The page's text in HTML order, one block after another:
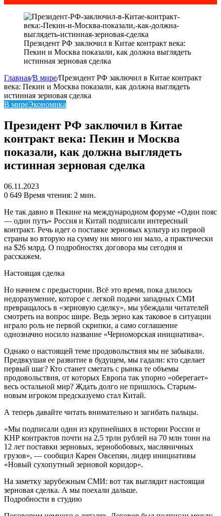
Президент РФ заключил в Китае контракт века:
Пекин и Москва показали, как должна выглядеть
истинная зерновая сделка
Главная/В мире/Президент РФ заключил в Китае контракт
века: Пекин и Москва показали, как должна выглядеть
истинная зерновая сделка
В миреЭкономика
Президент РФ заключил в Китае
контракт века: Пекин и Москва
показали, как должна выглядеть
истинная зерновая сделка
06.11.2023
0 649 Время чтения: 2 мин.
Не так давно в Пекине на международном форуме «Один пояс
— один путь» Россия и Китай подписали интересный
контракт. Речь идет о поставке зерновых культур из первой
страны во вторую на сумму ни много ни мало, а практически
на $26 млрд. О подробностях договора мы сегодня и
расскажем.
Настоящая сделка
Но начнем с предыстории. Всё это время, пока длилось
недоразумение, которое с легкой подачи западных СМИ
превращалось в «зерновую сделку», мы убеждали читателей
смотреть на вопрос шире. Ведь зерно как таковое в ситуации
играло роль не первой скрипки, а само соглашение
однозначно носило название «Черноморская инициатива».
Однако о настоящей теме продовольствия мы не забывали.
Предвкушая ее развитие в будущем, мы гадали: кто сделает
первый шаг? Кто станет сметать с рынка те объемы
продовольствия, от которых Европа так упорно «оберегает»
весь остальной мир? Ждать долго не пришлось. Старым-
новым игроком предсказуемо стал Китай.
А теперь давайте читать внимательно и загибать пальцы.
«Мы подписали один из крупнейших в истории России и
КНР контрактов почти на 2,5 трлн рублей на 70 млн тонн на
12 лет поставки зерновых, зернобобовых, масляничных
грузов», — сообщил Карен Овсепян, лидер инициативы
«Новый сухопутный зерновой коридор».
На заметку зарубежным СМИ: вот так выглядит настоящая
зерновая сделка. А мы поехали дальше.
Подробности в студию